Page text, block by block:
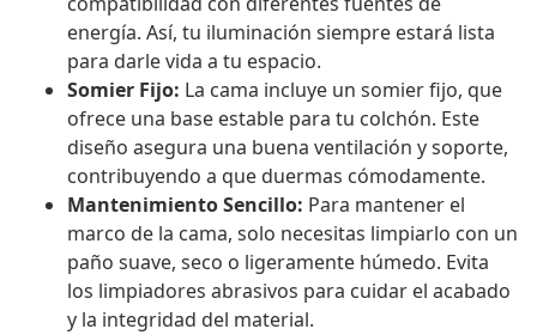
energía. Así, tu iluminación siempre estará lista
para darle vida a tu espacio.
Somier Fijo: La cama incluye un somier fijo, que
ofrece una base estable para tu colchón. Este
diseño asegura una buena ventilación y soporte,
contribuyendo a que duermas cómodamente.
Mantenimiento Sencillo: Para mantener el
marco de la cama, solo necesitas limpiarlo con un
paño suave, seco o ligeramente húmedo. Evita
los limpiadores abrasivos para cuidar el acabado
y la integridad del material.